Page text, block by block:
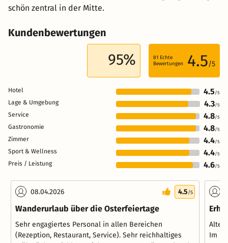
schön zentral in der Mitte.
Kundenbewertungen
95% 81 Echte
Bewertungen
4.5/5
Hotel 4.5 /5
Lage & Umgebung 4.3/5
Service 4.8/5
Gastronomie 4.8/5
Zimmer 4.4/5
Sport & Wellness 4.4/5
Preis / Leistung 4.6/5
08.04.2026 4.5/5
Wanderurlaub über die Osterfeiertage
Sehr engagiertes Personal in allen Bereichen
(Rezeption, Restaurant, Service). Sehr reichhaltiges
Im